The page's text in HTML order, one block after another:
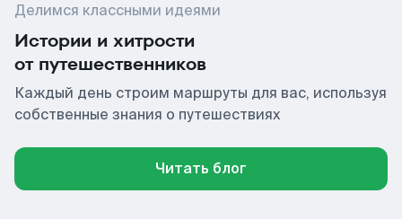
Делимся классными идеями
Истории и хитрости
от путешественников
Каждый день строим маршруты для вас, используя
собственные знания о путешествиях
Читать блог